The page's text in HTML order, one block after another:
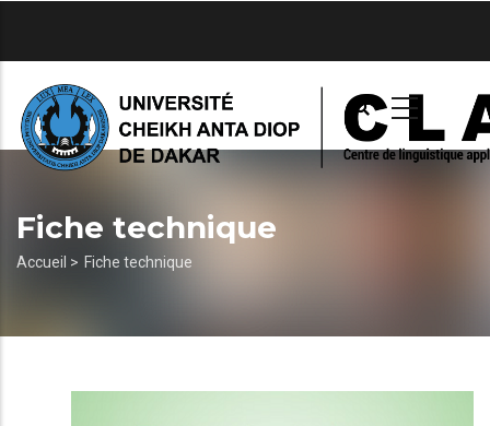
principal
Fiche technique
Fil
Accueil > Fiche technique